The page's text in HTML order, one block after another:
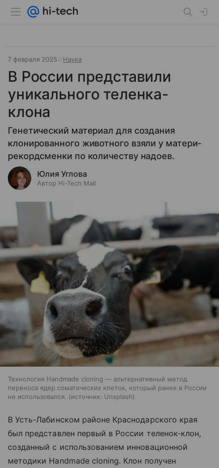
7 февраля 2025 Наука
В России представили
уникального теленка-
клона
Генетический материал для создания
клонированного животного взяли у матери-
рекордсменки по количеству надоев.
Юлия Углова
Автор Hi-Tech Mail
Технология Handmade cloning — альтернативный метод
переноса ядер соматических клеток, который ранее в России
не использовался.
источник: Unsplash
В Усть-Лабинском районе Краснодарского края
был представлен первый в России теленок-клон,
созданный с использованием инновационной
методики Handmade cloning. Клон получен